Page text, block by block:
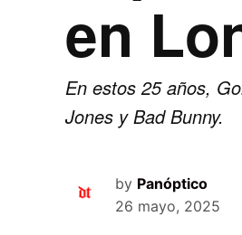
en
En estos 25 años,
Jones y Bad Bunny.
by Panóptico
26 mayo, 2025